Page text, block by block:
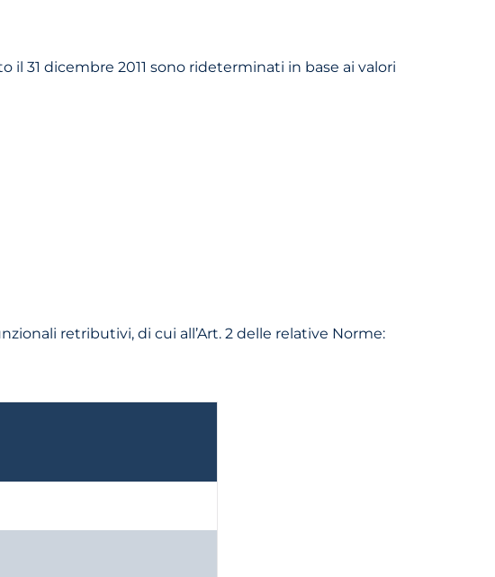
31 dicembre 2011 sono rideterminati in base ai valori
retributivi, di cui all’Art. 2 delle relative Norme: